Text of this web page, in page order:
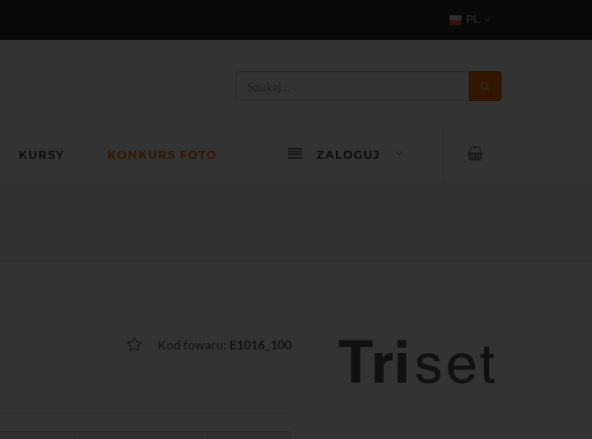
PL
KURSY KONKURS FOTO ZALOGUJ
Kod towaru: E1016_100